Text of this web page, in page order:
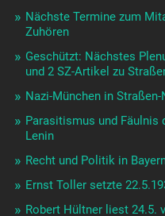
Nächste Termine zum
Zuhören
Geschützt: Nächstes
und 2 SZ-Artikel zu
Nazi-München in Straßen-
Parasitismus und Fäulnis
Lenin
Recht und Politik in
Ernst Toller setzte
Robert Hültner liest 24.5.